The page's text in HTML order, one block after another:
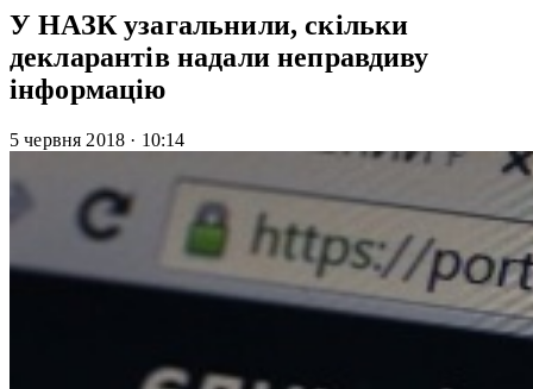
У НАЗК узагальнили, скільки
декларантів надали неправдиву
інформацію
5 червня 2018 · 10:14